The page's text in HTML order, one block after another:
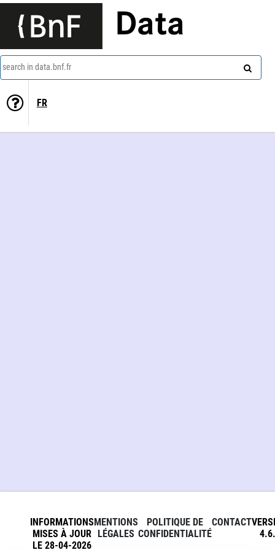
Data
search in data.bnf.fr
FR
INFORMATIONS
MISES À JOUR
LE 28-04-2026
MENTIONS
LÉGALES
POLITIQUE DE
CONFIDENTIALITÉ
CONTACT